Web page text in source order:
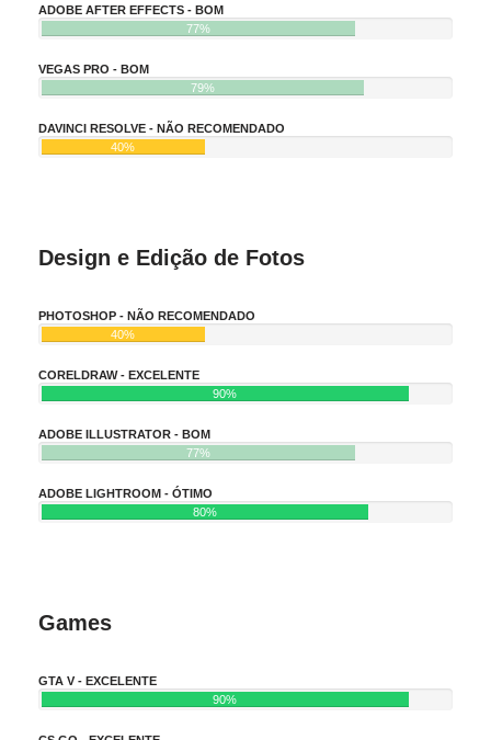
ADOBE AFTER EFFECTS - BOM
77%
VEGAS PRO - BOM
79%
DAVINCI RESOLVE - NÃO RECOMENDADO
40%
Design e Edição de Fotos
PHOTOSHOP - NÃO RECOMENDADO
40%
CORELDRAW - EXCELENTE
90%
ADOBE ILLUSTRATOR - BOM
77%
ADOBE LIGHTROOM - ÓTIMO
80%
Games
GTA V - EXCELENTE
90%